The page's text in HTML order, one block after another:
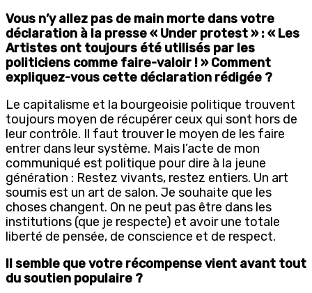
Vous n’y allez pas de main morte dans votre
déclaration à la presse « Under protest » : « Les
Artistes ont toujours été utilisés par les
politiciens comme faire-valoir ! » Comment
expliquez-vous cette déclaration rédigée ?
Le capitalisme et la bourgeoisie politique trouvent
toujours moyen de récupérer ceux qui sont hors de
leur contrôle. Il faut trouver le moyen de les faire
entrer dans leur système. Mais l’acte de mon
communiqué est politique pour dire à la jeune
génération : Restez vivants, restez entiers. Un art
soumis est un art de salon. Je souhaite que les
choses changent. On ne peut pas être dans les
institutions (que je respecte) et avoir une totale
liberté de pensée, de conscience et de respect.
Il semble que votre récompense vient avant tout
du soutien populaire ?